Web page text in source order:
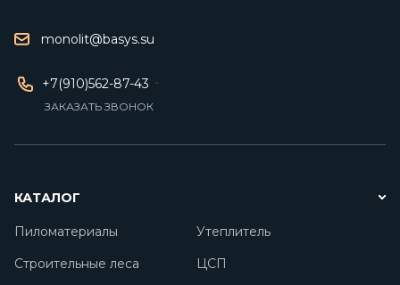
monolit@basys.su
+7(910)562-87-43
ЗАКАЗАТЬ ЗВОНОК
КАТАЛОГ
Пиломатериалы
Утеплитель
Строительные леса
ЦСП